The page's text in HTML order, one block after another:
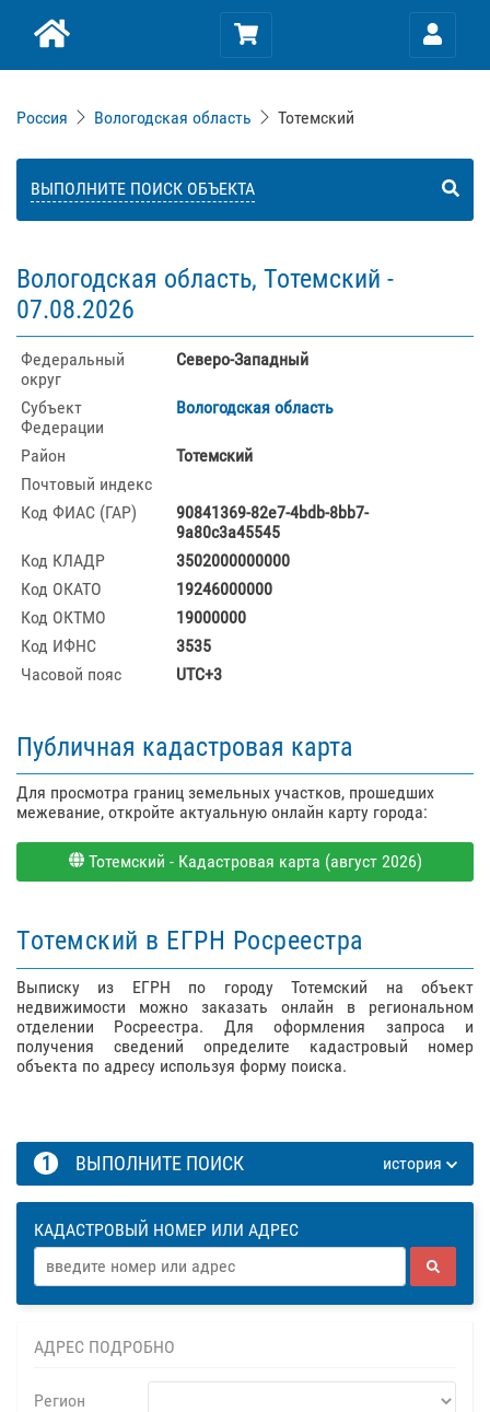
Россия Вологодская область Тотемский
ВЫПОЛНИТЕ ПОИСК ОБЪЕКТА
Вологодская область, Тотемский -
07.08.2026
Федеральный
округ
Северо-Западный
Субъект
Федерации
Вологодская область
Район
Тотемский
Почтовый индекс
Код ФИАС (ГАР)
90841369-82e7-4bdb-8bb7-
9a80c3a45545
Код КЛАДР
3502000000000
Код ОКАТО
19246000000
Код ОКТМО
19000000
Код ИФНС
3535
Часовой пояс
UTC+3
Публичная кадастровая карта
Для просмотра границ земельных участков, прошедших
межевание, откройте актуальную онлайн карту города:
Тотемский - Кадастровая карта (август 2026)
Тотемский в ЕГРН Росреестра
Выписку из ЕГРН по городу Тотемский на объект
недвижимости можно заказать онлайн в региональном
отделении Росреестра. Для оформления запроса и
получения сведений определите кадастровый номер
объекта по адресу используя форму поиска.
1 ВЫПОЛНИТЕ ПОИСК история
КАДАСТРОВЫЙ НОМЕР ИЛИ АДРЕС
АДРЕС ПОДРОБНО
Регион